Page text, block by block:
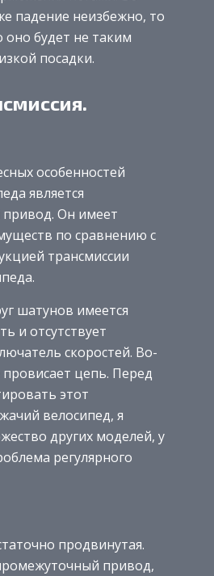
падение неизбежно, то
оно будет не таким
посадки.
особенностей
является
Он имеет
по сравнению с
трансмиссии
шатунов имеется
и отсутствует
скоростей. Во-
цепь. Перед
этот
велосипед, я
других моделей, у
регулярного
продвинутая.
привод,